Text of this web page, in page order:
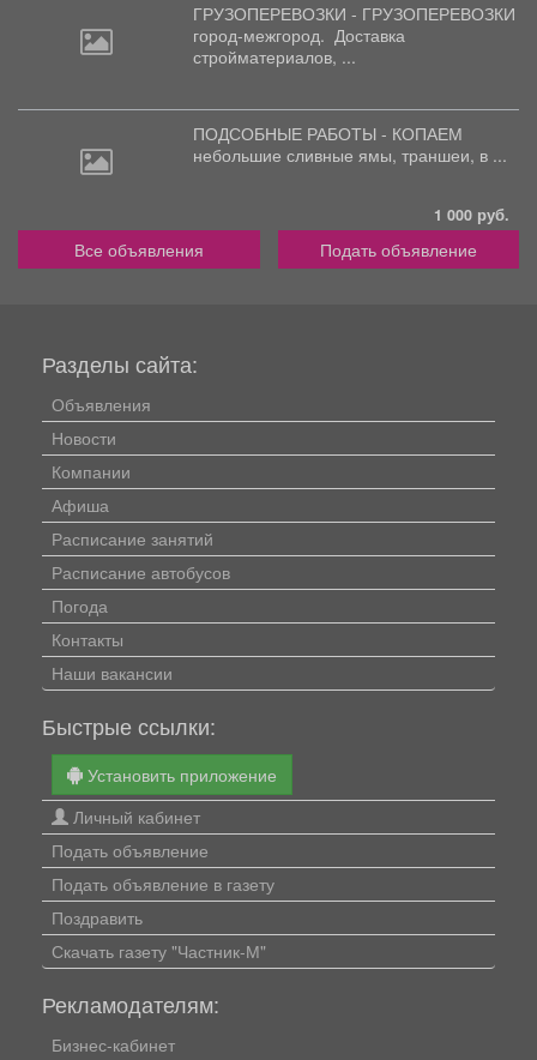
ГРУЗОПЕРЕВОЗКИ - ГРУЗОПЕРЕВОЗКИ
город-межгород. Доставка
стройматериалов, ...
ПОДСОБНЫЕ РАБОТЫ - КОПАЕМ
небольшие сливные ямы, траншеи, в ...
1 000 руб.
Все объявления Подать объявление
Разделы сайта:
Объявления
Новости
Компании
Афиша
Расписание занятий
Расписание автобусов
Погода
Контакты
Наши вакансии
Быстрые ссылки:
Установить приложение
Личный кабинет
Подать объявление
Подать объявление в газету
Поздравить
Скачать газету "Частник-М"
Рекламодателям:
Бизнес-кабинет